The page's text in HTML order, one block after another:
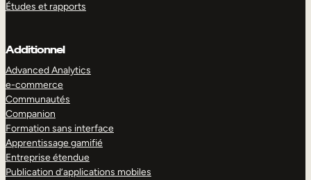
Études et rapports
Additionnel
Advanced Analytics
e-commerce
Communautés
Companion
Formation sans interface
Apprentissage gamifié
Entreprise étendue
Publication d’applications mobiles